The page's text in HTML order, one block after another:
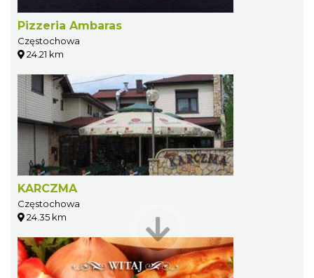
Pizzeria Ambaras
Częstochowa
24.21 km
KARCZMA
Częstochowa
24.35 km